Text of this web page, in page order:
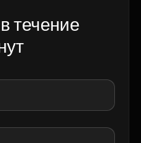
течение